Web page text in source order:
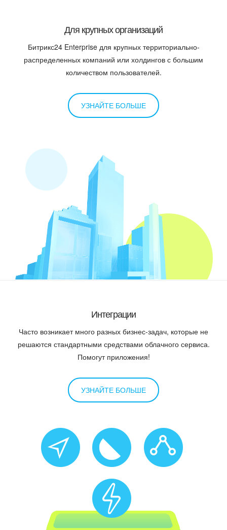
Для крупных организаций
Битрикс24 Enterprise для крупных территориально-
распределенных компаний или холдингов с большим
количеством пользователей.
УЗНАЙТЕ БОЛЬШЕ
Интеграции
Часто возникает много разных бизнес-задач, которые не
решаются стандартными средствами облачного сервиса.
Помогут приложения!
УЗНАЙТЕ БОЛЬШЕ